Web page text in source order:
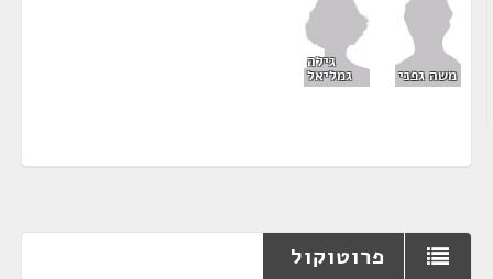
משה גפני
גילה
גמליאל
פרוטוקול